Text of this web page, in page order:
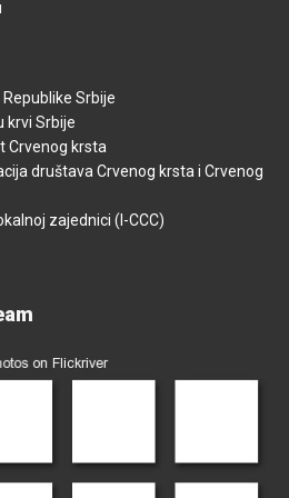
Srbije
krvi Srbije
Crvenog krsta
društava Crvenog krsta i Crvenog
zajednici (I-CCC)